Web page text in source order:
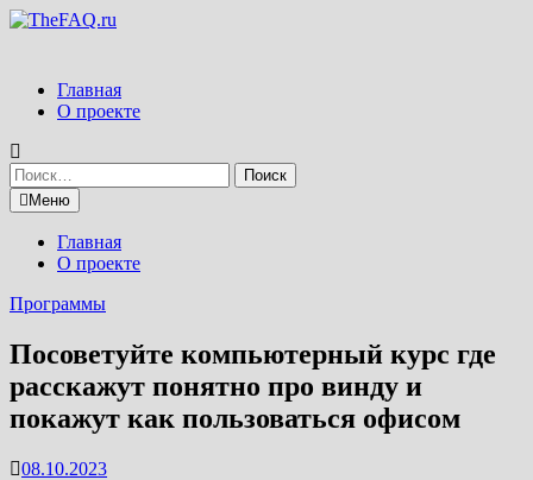
Перейти
Главная
О проекте
Найти:
Меню
Главная
О проекте
Программы
Посоветуйте компьютерный курс где
расскажут понятно про винду и
покажут как пользоваться офисом
08.10.2023